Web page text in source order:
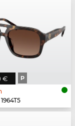
€ P